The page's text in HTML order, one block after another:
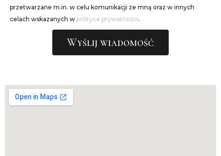
przetwarzane m.in. w celu komunikacji ze mną oraz w innych
celach wskazanych w polityce prywatności.
Wyślij wiadomość